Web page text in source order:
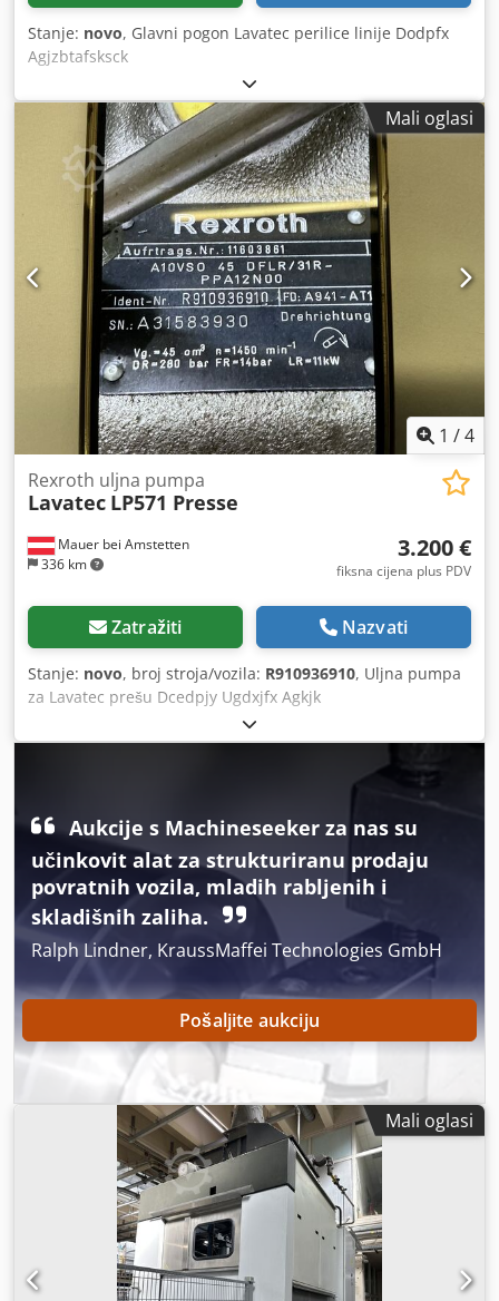
Stanje: novo, Glavni pogon Lavatec perilice linije Dodpfx
Agjzbtafsksck
Mali oglasi
1 /4
Mauer bei Amstetten
336 km
Rexroth uljna pumpa
Lavatec LP571 Presse
3.200 €
fiksna cijena plus PDV
Zatražiti Nazvati
Stanje: novo, broj stroja/vozila: R910936910, Uljna pumpa
za Lavatec prešu Dcedpjy Ugdxjfx Agkjk
Aukcije s Machineseeker za nas su
učinkovit alat za strukturiranu prodaju
povratnih vozila, mladih rabljenih i
skladišnih zaliha.
Ralph Lindner, KraussMaffei Technologies GmbH
Pošaljite aukciju
Mali oglasi